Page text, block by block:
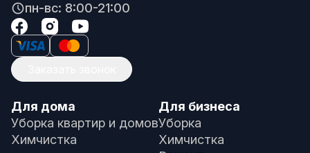
пн-вс: 8:00-21:00
Для дома
Уборка квартир и домов
Химчистка
Для бизнеса
Уборка
Химчистка